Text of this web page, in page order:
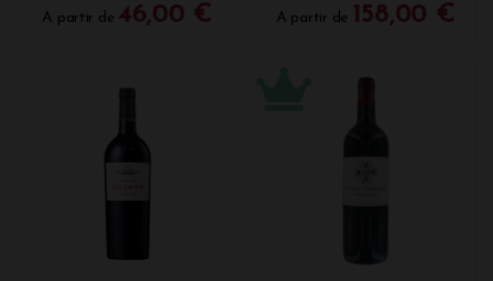
A partir de 46,00 € A partir de 158,00 €